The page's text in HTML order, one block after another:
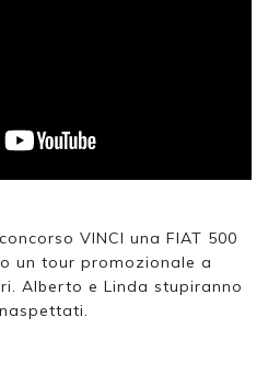
VINCI una FIAT 500
un tour promozionale a
Alberto e Linda stupiranno